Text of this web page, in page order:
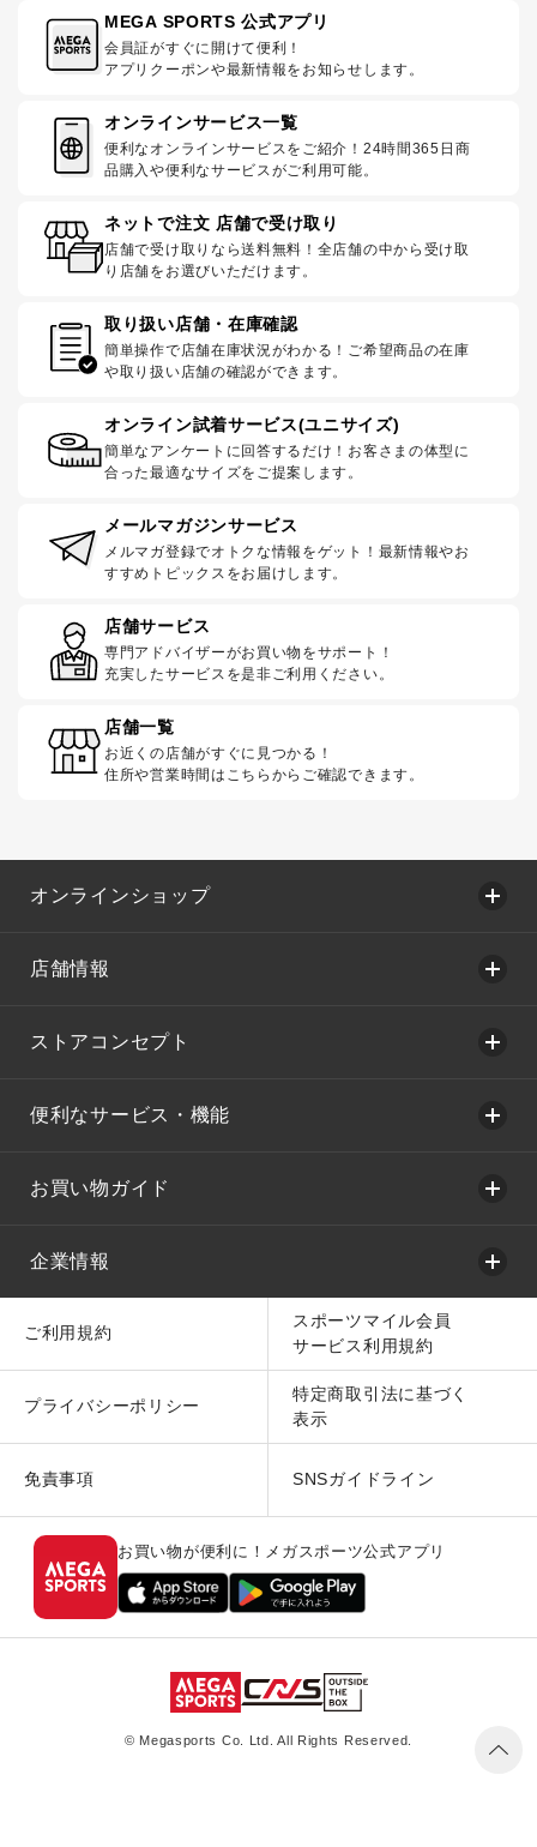
MEGA SPORTS 公式アプリ
会員証がすぐに開けて便利！
アプリクーポンや最新情報をお知らせします。
オンラインサービス一覧
便利なオンラインサービスをご紹介！24時間365日商
品購入や便利なサービスがご利用可能。
ネットで注文 店舗で受け取り
店舗で受け取りなら送料無料！全店舗の中から受け取
り店舗をお選びいただけます。
取り扱い店舗・在庫確認
簡単操作で店舗在庫状況がわかる！ご希望商品の在庫
や取り扱い店舗の確認ができます。
オンライン試着サービス(ユニサイズ)
簡単なアンケートに回答するだけ！お客さまの体型に
合った最適なサイズをご提案します。
メールマガジンサービス
メルマガ登録でオトクな情報をゲット！最新情報やお
すすめトピックスをお届けします。
店舗サービス
専門アドバイザーがお買い物をサポート！
充実したサービスを是非ご利用ください。
店舗一覧
お近くの店舗がすぐに見つかる！
住所や営業時間はこちらからご確認できます。
オンラインショップ
店舗情報
ストアコンセプト
便利なサービス・機能
お買い物ガイド
企業情報
ご利用規約
スポーツマイル会員
サービス利用規約
プライバシーポリシー
特定商取引法に基づく
表示
免責事項 SNSガイドライン
お買い物が便利に！メガスポーツ公式アプリ
© Megasports Co. Ltd. All Rights Reserved.